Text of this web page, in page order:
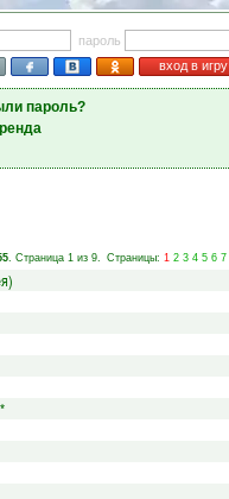
пароль
вход в игру
пароль?
. Страница 1 из 9. Страницы: 1 2 3 4 5 6 7
*